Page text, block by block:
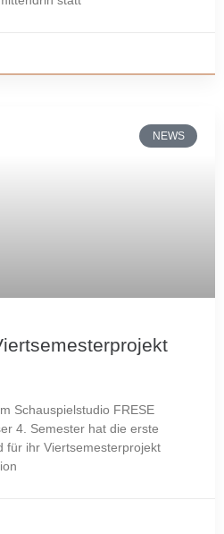
NEWS
Schauspielstudio FRESE
4. Semester hat die erste
für ihr Viertsemesterprojekt